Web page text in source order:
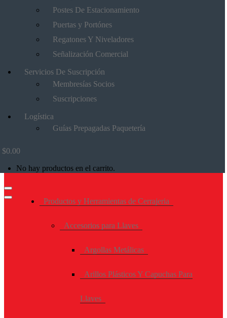
Postes De Estacionamiento
Puertas y Portónes
Regatones Y Niveladores
Señalización Comercial
Servicios De Suscripción
Membresías Socios
Suscripciones
Logística
Guías Prepagadas Paquetería
$0.00
No hay productos en el carrito.
Productos y Herramientas de Cerrajeria
Accesorios para Llaves
Argollas Metálicas
Arillos Plásticos Y Capuchas Para
Llaves